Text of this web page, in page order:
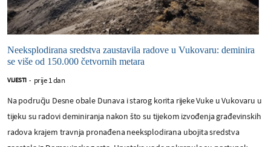
Neeksplodirana sredstva zaustavila radove u Vukovaru: deminira
se više od 150.000 četvornih metara
VIJESTI - prije 1 dan
Na području Desne obale Dunava i starog korita rijeke Vuke u Vukovaru u
tijeku su radovi deminiranja nakon što su tijekom izvođenja građevinskih
radova krajem travnja pronađena neeksplodirana ubojita sredstva